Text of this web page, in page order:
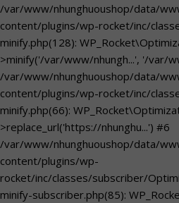
/var/www/nhunghuoushop/data/
content/plugins/wp-rocket/inc/
minify.php(128):
>minify('/var/www/nhungh...', '/var/
/var/www/nhunghuoushop/data/
content/plugins/wp-rocket/inc/
minify.php(66):
>replace_url('https://nhunghu...') #6
/var/www/nhunghuoushop/data/
content/plugins/wp-
rocket/inc/classes/subscriber/
minify-subscriber.php(85):